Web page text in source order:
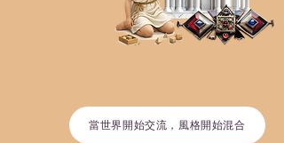
當世界開始交流，風格開始混合